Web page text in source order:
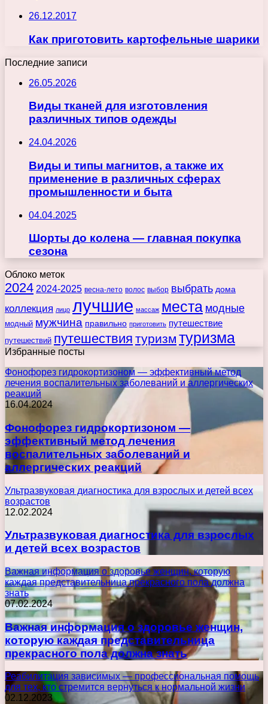
26.12.2017
Как приготовить картофельные шарики
Последние записи
26.05.2026
Виды тканей для изготовления
различных типов одежды
24.04.2026
Виды и типы магнитов, а также их
применение в различных сферах
промышленности и быта
04.04.2025
Шорты до колена — главная покупка
сезона
Облоко меток
2024 2024-2025 весна-лето волос выбор выбрать дома
коллекция лицо лучшие массаж места модные
модный мужчина правильно приготовить путешествие
путешествий путешествия туризм туризма
Избранные посты
Фонофорез гидрокортизоном — эффективный метод
лечения воспалительных заболеваний и аллергических
реакций
16.04.2024
Фонофорез гидрокортизоном —
эффективный метод лечения
воспалительных заболеваний и
аллергических реакций
Ультразвуковая диагностика для взрослых и детей всех
возрастов
12.02.2024
Ультразвуковая диагностика для взрослых
и детей всех возрастов
Важная информация о здоровье женщин, которую
каждая представительница прекрасного пола должна
знать
07.02.2024
Важная информация о здоровье женщин,
которую каждая представительница
прекрасного пола должна знать
Реабилитация зависимых — профессиональная помощь
для тех, кто стремится вернуться к нормальной жизни
02.12.2023